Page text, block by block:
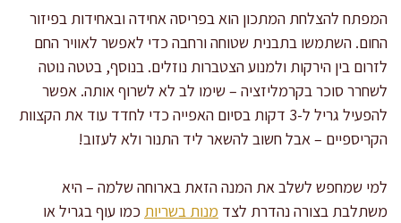
המפתח להצלחת המתכון הוא בפריסה אחידה ובאחידות בפיזור
החום. השתמשו בתבנית שטוחה ורחבה כדי לאפשר לאוויר החם
לזרום בין הירקות ולמנוע הצטברות נוזלים. בנוסף, בטטה נוטה
לשחרר סוכר בקרמליזציה – שימו לב לא לשרוף אותה. אפשר
להפעיל גריל ל-3 דקות בסיום האפייה כדי לחדד עוד את הקצוות
הקריספיים – אבל חשוב להשאר ליד התנור ולא לעזוב!
למי שמחפש לשלב את המנה הזאת בארוחה שלמה – היא
משתלבת בצורה נהדרת לצד מנות בשריות כמו עוף בגריל או